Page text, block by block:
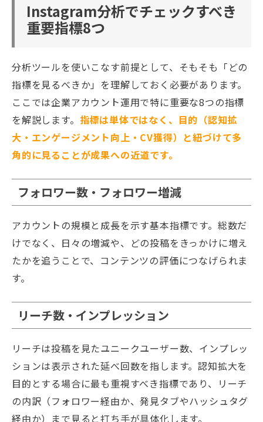
Instagram分析でチェックすべき
重要指標8つ
分析ツールを使いこなす前提として、そもそも「どの
指標を見るべきか」を理解しておく必要があります。
ここでは企業アカウント運用で特に重要な8つの指標
を解説します。 指標は単体ではなく、目的（認知拡
大・エンゲージメント向上・CV獲得）と紐づけて多
角的に見ることが成果への近道です。
フォロワー数・フォロワー増減
アカウントの規模と成長を示す基本指標です。総数だ
けでなく、日々の増減や、どの投稿をきっかけに増え
たかを追うことで、コンテンツの評価につなげられま
す。
リーチ数・インプレッション
リーチは投稿を見たユニークユーザー数、インプレッ
ションは表示された延べ回数を指します。認知拡大を
目的とする場合に最も重視すべき指標であり、リーチ
の内訳（フォロワー経由か、発見タブやハッシュタグ
経由か）まで見ると打ち手が具体化します。